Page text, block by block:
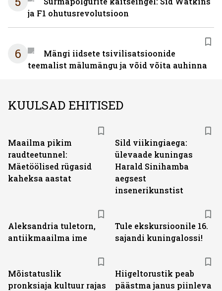
ja F1 ohutusrevolutsioon
6
Mängi iidsete tsivilisatsioonide
teemalist mälumängu ja võid võita auhinna
KUULSAD EHITISED
Maailma pikim
raudteetunnel:
Mäetöölised rügasid
kaheksa aastat
Sild viikingiaega:
ülevaade kuningas
Harald Sinihamba
aegsest
insenerikunstist
Aleksandria tuletorn,
antiikmaailma ime
Tule ekskursioonile 16.
sajandi kuningalossi!
Mõistatuslik
pronksiaja kultuur rajas
Hiigeltorustik peab
päästma janus piinleva